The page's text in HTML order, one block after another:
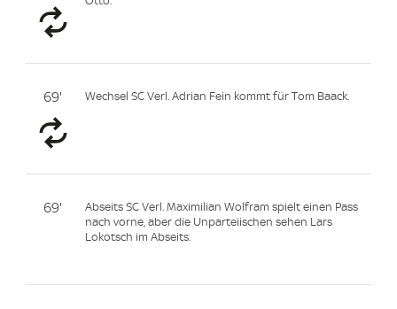
69' Wechsel SC Verl. Adrian Fein kommt für Tom Baack.
69'
Abseits SC Verl. Maximilian Wolfram spielt einen Pass
nach vorne, aber die Unparteiischen sehen Lars
Lokotsch im Abseits.